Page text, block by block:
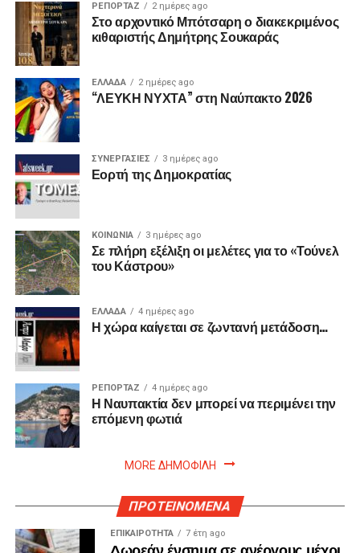
ΡΕΠΟΡΤΑΖ 2 ημέρες ago
Στο αρχοντικό Μπότσαρη ο διακεκριμένος
κιθαριστής Δημήτρης Σουκαράς
ΕΛΛΑΔΑ 2 ημέρες ago
“ΛΕΥΚΗ ΝΥΧΤΑ” στη Ναύπακτο 2026
ΣΥΝΕΡΓΑΣΙΕΣ 3 ημέρες ago
Εορτή της Δημοκρατίας
ΚΟΙΝΩΝΙΑ 3 ημέρες ago
Σε πλήρη εξέλιξη οι μελέτες για το «Τούνελ
του Κάστρου»
ΕΛΛΑΔΑ 4 ημέρες ago
Η χώρα καίγεται σε ζωντανή μετάδοση…
ΡΕΠΟΡΤΑΖ 4 ημέρες ago
Η Ναυπακτία δεν μπορεί να περιμένει την
επόμενη φωτιά
MORE ΔΗΜΟΦΙΛΗ
ΠΡΟΤΕΙΝΟΜΕΝΑ
ΕΠΙΚΑΙΡΟΤΗΤΑ 7 έτη ago